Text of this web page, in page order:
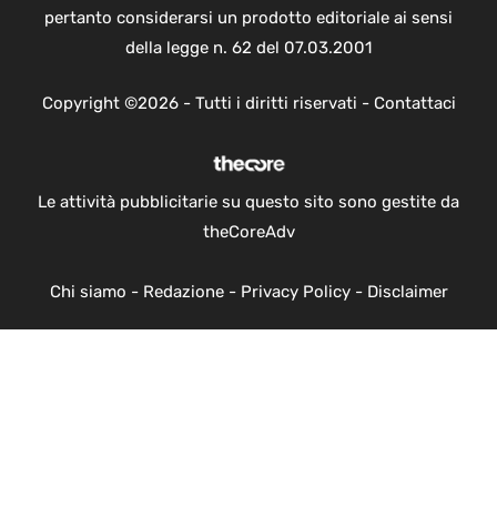
pertanto considerarsi un prodotto editoriale ai sensi
della legge n. 62 del 07.03.2001
Copyright ©2026 - Tutti i diritti riservati - Contattaci
Le attività pubblicitarie su questo sito sono gestite da
theCoreAdv
Chi siamo - Redazione- Privacy Policy- Disclaimer